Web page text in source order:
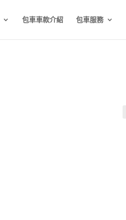
包車車款介紹 包車服務